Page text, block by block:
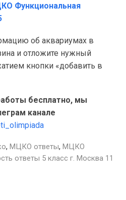
Функциональная
об аквариумах в
и отложите нужный
кнопки «добавить в
бесплатно, мы
канале
, МЦКО ответы, МЦКО
ответы 5 класс г. Москва 11